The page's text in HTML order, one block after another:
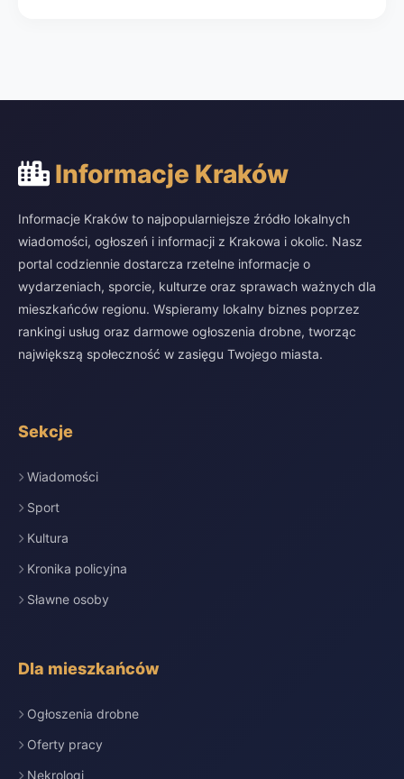
Informacje Kraków
Informacje Kraków to najpopularniejsze źródło lokalnych
wiadomości, ogłoszeń i informacji z Krakowa i okolic. Nasz
portal codziennie dostarcza rzetelne informacje o
wydarzeniach, sporcie, kulturze oraz sprawach ważnych dla
mieszkańców regionu. Wspieramy lokalny biznes poprzez
rankingi usług oraz darmowe ogłoszenia drobne, tworząc
największą społeczność w zasięgu Twojego miasta.
Sekcje
Wiadomości
Sport
Kultura
Kronika policyjna
Sławne osoby
Dla mieszkańców
Ogłoszenia drobne
Oferty pracy
Nekrologi